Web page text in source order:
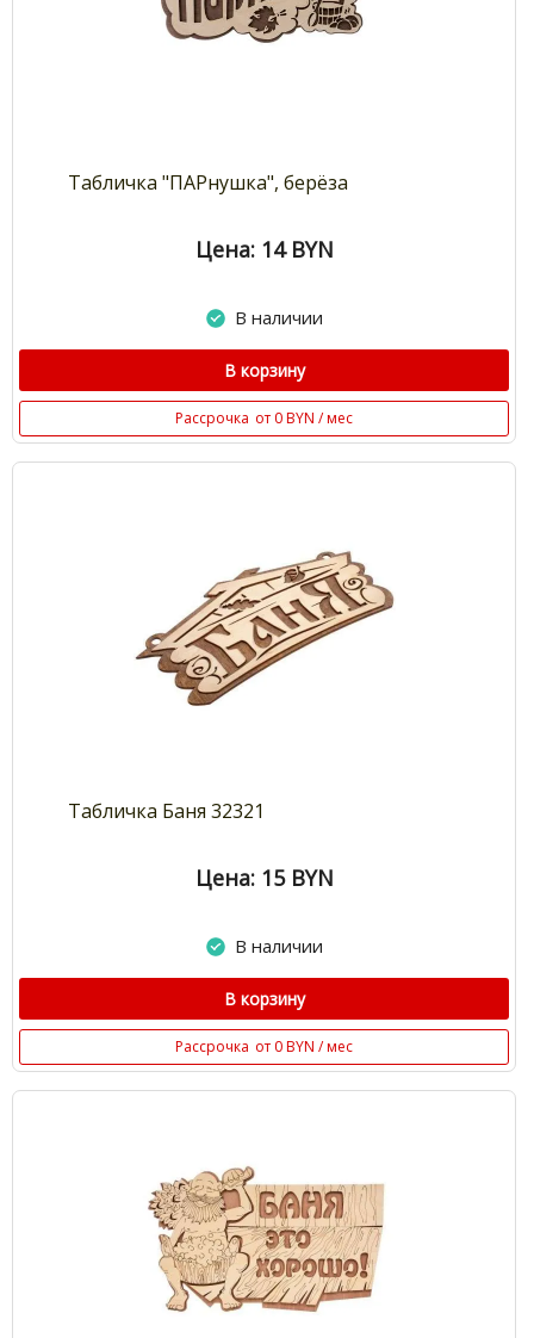
Табличка "ПАРнушка", берёза
Цена: 14 BYN
В наличии
В корзину
Рассрочка от 0 BYN / мес
Табличка Баня 32321
Цена: 15 BYN
В наличии
В корзину
Рассрочка от 0 BYN / мес